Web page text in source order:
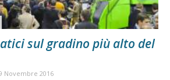
sul gradino più alto del
Novembre 2016